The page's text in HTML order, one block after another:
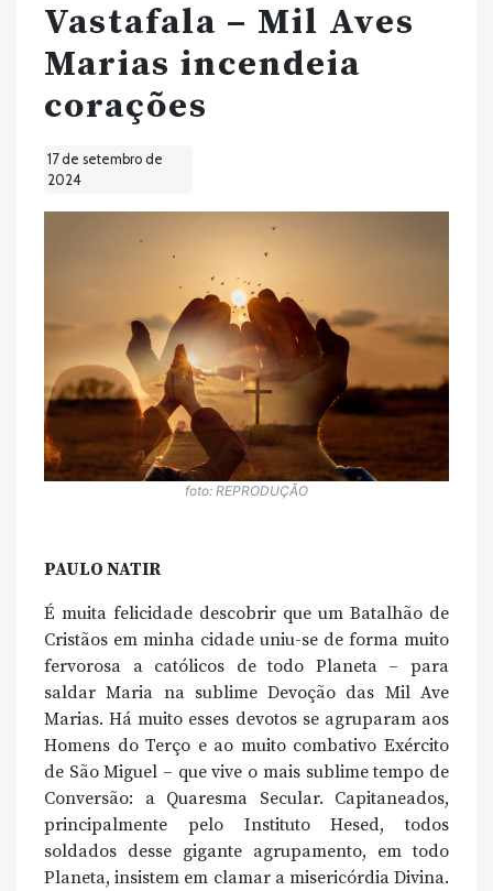
Vastafala – Mil Aves
Marias incendeia
corações
17 de setembro de
2024
foto: REPRODUÇÃO
PAULO NATIR
É muita felicidade descobrir que um Batalhão de
Cristãos em minha cidade uniu-se de forma muito
fervorosa a católicos de todo Planeta – para
saldar Maria na sublime Devoção das Mil Ave
Marias. Há muito esses devotos se agruparam aos
Homens do Terço e ao muito combativo Exército
de São Miguel – que vive o mais sublime tempo de
Conversão: a Quaresma Secular. Capitaneados,
principalmente pelo Instituto Hesed, todos
soldados desse gigante agrupamento, em todo
Planeta, insistem em clamar a misericórdia Divina.